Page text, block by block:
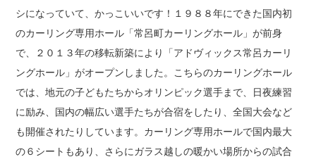
シになっていて、かっこいいです！
１９８８年にできた国内初
のカーリング専用ホール「常呂町カーリングホール」が前身
で、
２０１３年の移転新築により「アドヴィックス常呂カーリ
ングホール」がオープンしました。 こちらのカーリングホール
では、地元の子どもたちからオリンピック選手まで、日夜練習
に励み、 国内の幅広い選手たちが合宿をしたり、全国大会など
も開催されたりしています。 カーリング専用ホールで国内最大
の６シートもあり、 さらにガラス越しの暖かい場所からの試合